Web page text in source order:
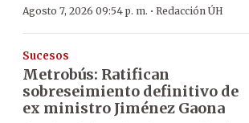
Agosto 7, 2026 09:54 p. m. · Redacción ÚH
Sucesos
Metrobús: Ratifican
sobreseimiento definitivo de
ex ministro Jiménez Gaona